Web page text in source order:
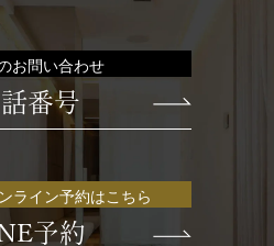
お問い合わせ
番号
ライン予約はこちら
予約